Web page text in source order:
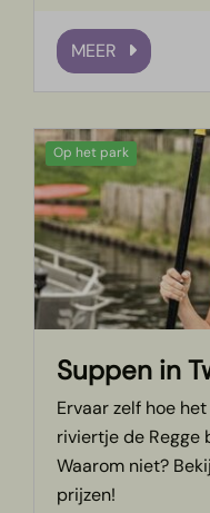
MEER
Op het park
Suppen in
Ervaar zelf hoe
riviertje de Regge
Waarom niet?
prijzen!